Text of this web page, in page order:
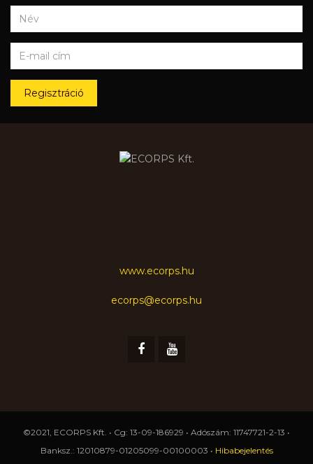
Regisztráció
www.ecorps.hu
ecorps@ecorps.hu
©2021, ECORPS Kft. • Cg: 13-09-186929 • Adószám: 11747721-2-13 •
Banksz.: 12010879-01205099-00100003 • Hibabejelentés